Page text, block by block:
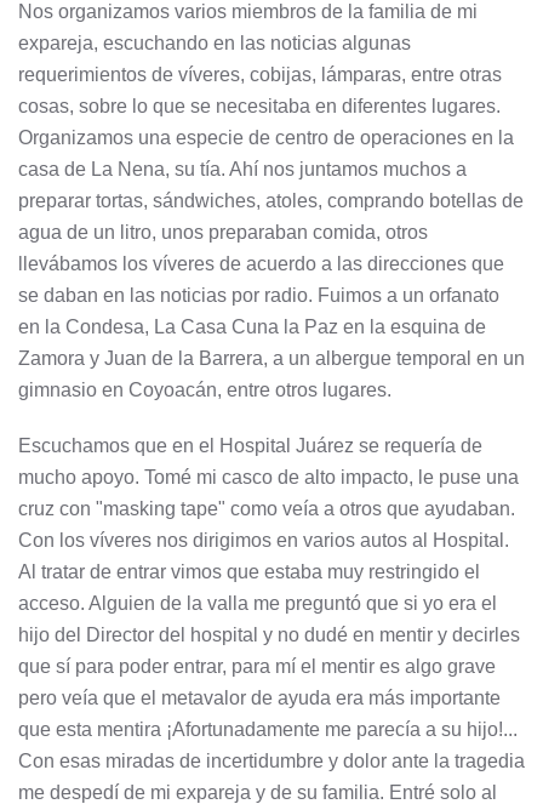
Nos organizamos varios miembros de la familia de mi
expareja, escuchando en las noticias algunas
requerimientos de víveres, cobijas, lámparas, entre otras
cosas, sobre lo que se necesitaba en diferentes lugares.
Organizamos una especie de centro de operaciones en la
casa de La Nena, su tía. Ahí nos juntamos muchos a
preparar tortas, sándwiches, atoles, comprando botellas de
agua de un litro, unos preparaban comida, otros
llevábamos los víveres de acuerdo a las direcciones que
se daban en las noticias por radio. Fuimos a un orfanato
en la Condesa, La Casa Cuna la Paz en la esquina de
Zamora y Juan de la Barrera, a un albergue temporal en un
gimnasio en Coyoacán, entre otros lugares.
Escuchamos que en el Hospital Juárez se requería de
mucho apoyo. Tomé mi casco de alto impacto, le puse una
cruz con "masking tape" como veía a otros que ayudaban.
Con los víveres nos dirigimos en varios autos al Hospital.
Al tratar de entrar vimos que estaba muy restringido el
acceso. Alguien de la valla me preguntó que si yo era el
hijo del Director del hospital y no dudé en mentir y decirles
que sí para poder entrar, para mí el mentir es algo grave
pero veía que el metavalor de ayuda era más importante
que esta mentira ¡Afortunadamente me parecía a su hijo!...
Con esas miradas de incertidumbre y dolor ante la tragedia
me despedí de mi expareja y de su familia. Entré solo al